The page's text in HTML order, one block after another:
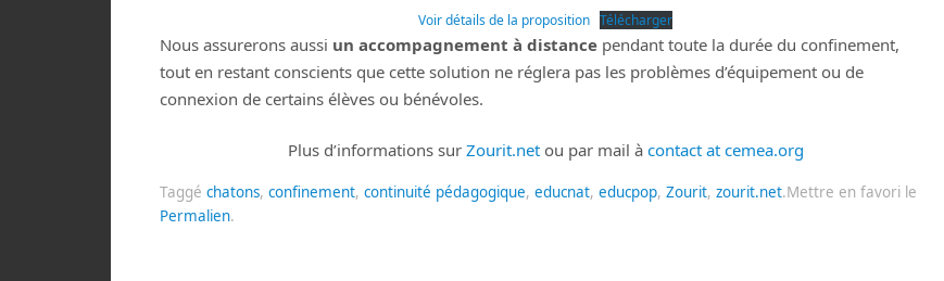
Voir détails de la proposition Télécharger
Nous assurerons aussi un accompagnement à distance pendant toute la durée du confinement,
tout en restant conscients que cette solution ne réglera pas les problèmes d’équipement ou de
connexion de certains élèves ou bénévoles.
Plus d’informations sur Zourit.netou par mail à contact at cemea.org
Taggé chatons, confinement, continuité pédagogique, educnat, educpop, Zourit, zourit.net.Mettre en favori le
Permalien.